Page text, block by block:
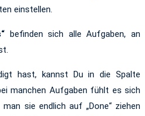
einstellen.
befinden sich alle Aufgaben, an
hast, kannst Du in die Spalte
manchen Aufgaben fühlt es sich
sie endlich auf „Done“ ziehen